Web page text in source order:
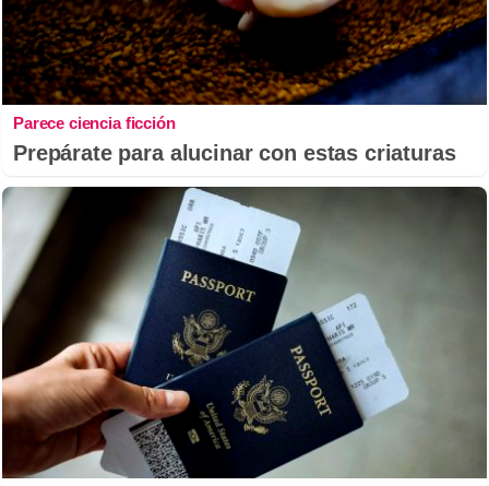
Parece ciencia ficción
Prepárate para alucinar con estas criaturas